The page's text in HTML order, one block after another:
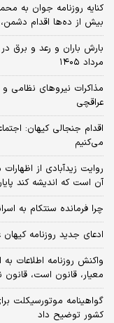
کنایه روزنامه جوان به
بیش از ده‌ها اقدام
مرداد ۱۴۰۵
مذاکرات نیروهای نظامی و
عراقچی
اقدام جنجالی کیهان:
می‌کنیم
روایت زیدآبادی از
آن است که اندیشه کند
چرا فرمانده سنتکام به
ادعای جدید روزنامه
واکنش روزنامه اطلاعات
معیار، قانون است،
گواهینامه موتورسیکلت
کشور توضیح داد